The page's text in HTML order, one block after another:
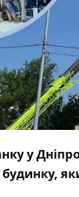
у